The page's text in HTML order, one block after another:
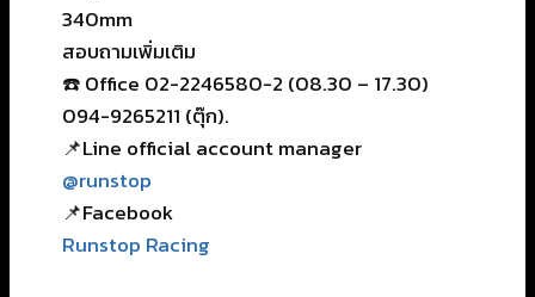
340mm
สอบถามเพิ่มเติม
☎️ Office 02-2246580-2 (08.30 – 17.30)
094-9265211 (ตุ๊ก).
📌Line official account manager
@runstop
📌Facebook
Runstop Racing